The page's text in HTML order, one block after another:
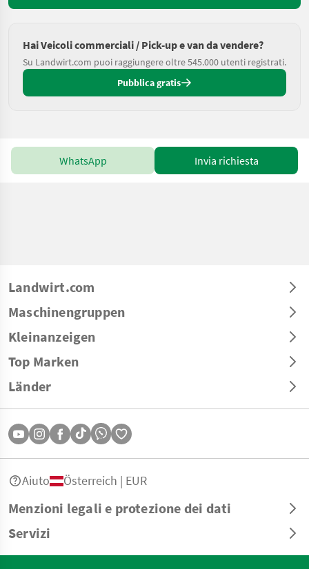
Hai Veicoli commerciali / Pick-up e van da vendere?
Su Landwirt.com puoi raggiungere oltre 545.000 utenti registrati.
Pubblica gratis
WhatsApp Invia richiesta
Landwirt.com
Maschinengruppen
Kleinanzeigen
Top Marken
Länder
Menzioni legali e protezione dei dati
Servizi
Aiuto Österreich | EUR